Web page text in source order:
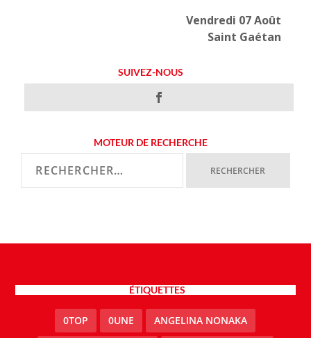
Vendredi 07 Août
Saint Gaétan
SUIVEZ-NOUS
MOTEUR DE RECHERCHE
ÉTIQUETTES
0TOP 0UNE ANGELINA NONAKA